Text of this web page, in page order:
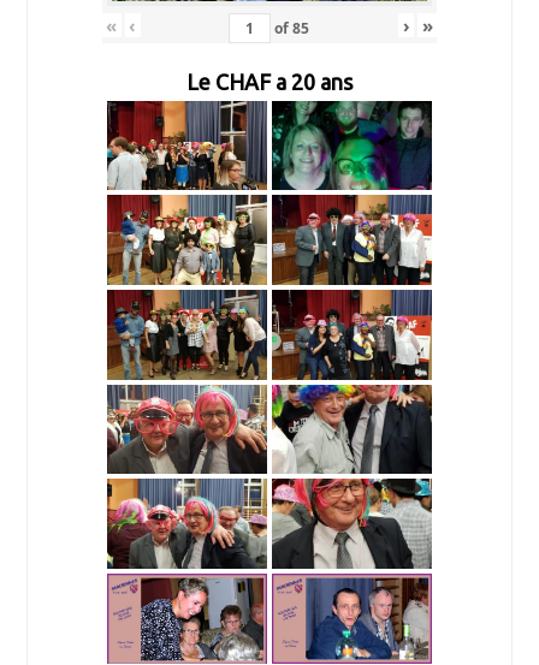
« ‹ of85 › »
Le CHAF a 20 ans